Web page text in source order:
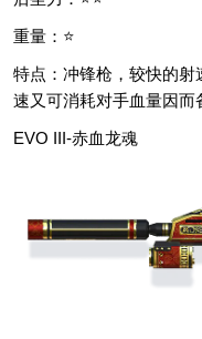
重量：⭐
特点：冲锋枪，较快的
速又可消耗对手血量因而
EVO III-赤血龙魂